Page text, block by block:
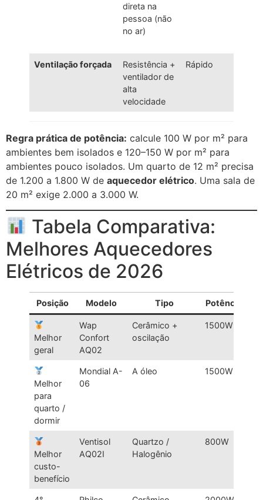
direta na
pessoa (não
no ar)
Ventilação forçada
Resistência +
ventilador de
alta
velocidade
Rápido
Regra prática de potência: calcule 100 W por m² para
ambientes bem isolados e 120–150 W por m² para
ambientes pouco isolados. Um quarto de 12 m² precisa
de 1.200 a 1.800 W de aquecedor elétrico. Uma sala de
20 m² exige 2.000 a 3.000 W.
Tabela Comparativa:
Melhores Aquecedores
Elétricos de 2026
Posição Modelo Tipo Potência
Melhor
geral
Wap
Confort
AQ02
Cerâmico +
oscilação
1500W
Melhor
para
quarto /
dormir
Mondial A-
06
A óleo 1500W
Melhor
custo-
benefício
Ventisol
AQ02I
Quartzo /
Halogênio
800W